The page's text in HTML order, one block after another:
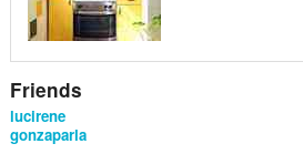
Friends
lucirene
gonzaparla